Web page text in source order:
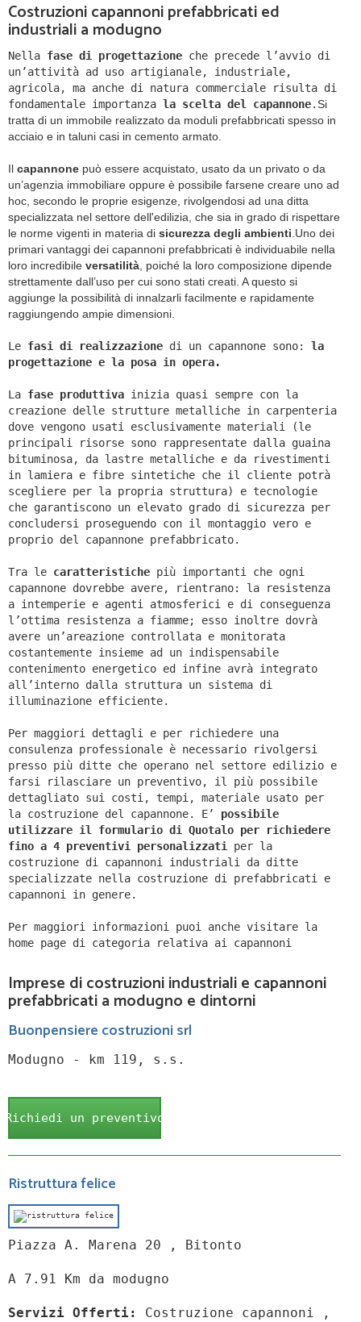
Costruzioni capannoni prefabbricati ed
industriali a modugno
Nella fase di progettazione che precede l’avvio di
un’attività ad uso artigianale, industriale,
agricola, ma anche di natura commerciale risulta di
fondamentale importanza la scelta del capannone.Si
tratta di un immobile realizzato da moduli prefabbricati spesso in
acciaio e in taluni casi in cemento armato.
Il capannone può essere acquistato, usato da un privato o da
un’agenzia immobiliare oppure è possibile farsene creare uno ad
hoc, secondo le proprie esigenze, rivolgendosi ad una ditta
specializzata nel settore dell'edilizia, che sia in grado di rispettare
le norme vigenti in materia di sicurezza degli ambienti.Uno dei
primari vantaggi dei capannoni prefabbricati è individuabile nella
loro incredibile versatilità, poiché la loro composizione dipende
strettamente dall’uso per cui sono stati creati. A questo si
aggiunge la possibilità di innalzarli facilmente e rapidamente
raggiungendo ampie dimensioni.
Le fasi di realizzazione di un capannone sono: la
progettazione e la posa in opera.
La fase produttiva inizia quasi sempre con la
creazione delle strutture metalliche in carpenteria
dove vengono usati esclusivamente materiali (le
principali risorse sono rappresentate dalla guaina
bituminosa, da lastre metalliche e da rivestimenti
in lamiera e fibre sintetiche che il cliente potrà
scegliere per la propria struttura) e tecnologie
che garantiscono un elevato grado di sicurezza per
concludersi proseguendo con il montaggio vero e
proprio del capannone prefabbricato.
Tra le caratteristiche più importanti che ogni
capannone dovrebbe avere, rientrano: la resistenza
a intemperie e agenti atmosferici e di conseguenza
l’ottima resistenza a fiamme; esso inoltre dovrà
avere un’areazione controllata e monitorata
costantemente insieme ad un indispensabile
contenimento energetico ed infine avrà integrato
all’interno dalla struttura un sistema di
illuminazione efficiente.
Per maggiori dettagli e per richiedere una
consulenza professionale è necessario rivolgersi
presso più ditte che operano nel settore edilizio e
farsi rilasciare un preventivo, il più possibile
dettagliato sui costi, tempi, materiale usato per
la costruzione del capannone. E’ possibile
utilizzare il formulario di Quotalo per richiedere
fino a 4 preventivi personalizzati per la
costruzione di capannoni industriali da ditte
specializzate nella costruzione di prefabbricati e
capannoni in genere.
Per maggiori informazioni puoi anche visitare la
home page di categoria relativa ai capannoni
Imprese di costruzioni industriali e capannoni
prefabbricati a modugno e dintorni
Buonpensiere costruzioni srl
Modugno - km 119, s.s.
Richiedi un preventivo
Ristruttura felice
Piazza A. Marena 20 , Bitonto
A 7.91 Km da modugno
Servizi Offerti:
Costruzione capannoni ,